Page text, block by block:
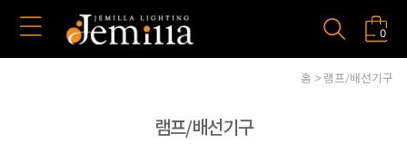
0
홈 램프/배선기구
램프/배선기구